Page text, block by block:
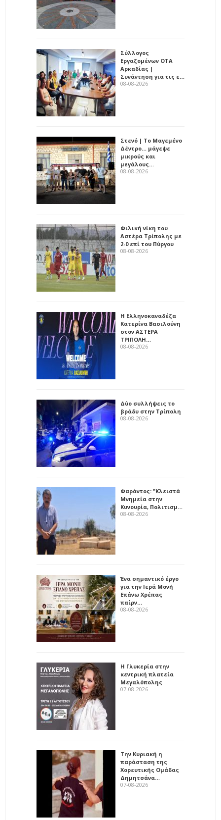
Σύλλογος
Εργαζομένων ΟΤΑ
Αρκαδίας |
Συνάντηση για τις ε…
08-08-2026
Στενό | Το Μαγεμένο
Δέντρο… μάγεψε
μικρούς και
μεγάλους…
08-08-2026
Φιλική νίκη του
Αστέρα Τρίπολης με
2-0 επί του Πύργου
08-08-2026
Η Ελληνοκαναδέζα
Κατερίνα Βασιλούνη
στον ΑΣΤΕΡΑ
ΤΡΙΠΟΛΗ…
08-08-2026
Δύο συλλήψεις το
βράδυ στην Τρίπολη
08-08-2026
Φαράντος: "Κλειστά
Μνημεία στην
Κυνουρία, Πολιτισμ…
08-08-2026
Ένα σημαντικό έργο
για την Ιερά Μονή
Επάνω Χρέπας
παίρν…
08-08-2026
Η Γλυκερία στην
κεντρική πλατεία
Μεγαλόπολης
07-08-2026
Την Κυριακή η
παράσταση της
Χορευτικής Ομάδας
Δημητσάνα…
07-08-2026